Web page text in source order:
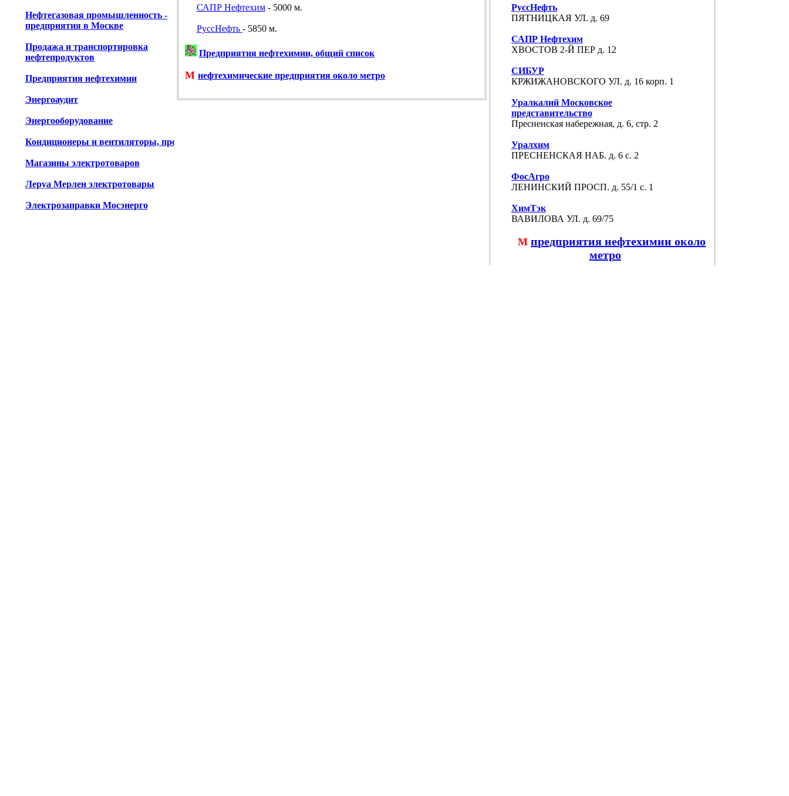
Нефтегазовая промышленность -
предприятия в Москве
Продажа и транспортировка
нефтепродуктов
Предприятия нефтехимии
Энергоаудит
Энергооборудование
Кондиционеры и вентиляторы, продажа
Магазины электротоваров
Леруа Мерлен электротовары
Электрозаправки Мосэнерго
САПР Нефтехим- 5000 м.
РуссНефть - 5850 м.
Предприятия нефтехимии, общий список
М нефтехимические предприятия около метро
РуссНефть
ПЯТНИЦКАЯ УЛ. д. 69
САПР Нефтехим
ХВОСТОВ 2-Й ПЕР д. 12
СИБУР
КРЖИЖАНОВСКОГО УЛ. д. 16 корп. 1
Уралкалий Московское
представительство
Пресненская набережная, д. 6, стр. 2
Уралхим
ПРЕСНЕНСКАЯ НАБ. д. 6 с. 2
ФосАгро
ЛЕНИНСКИЙ ПРОСП. д. 55/1 с. 1
ХимТэк
ВАВИЛОВА УЛ. д. 69/75
Мпредприятия нефтехимии около
метро